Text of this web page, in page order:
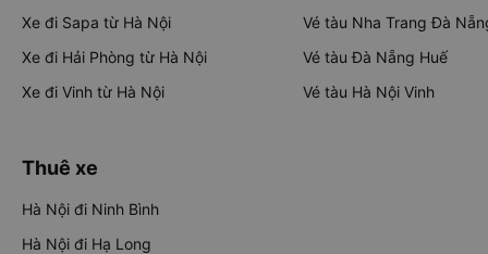
Xe đi Sapa từ Hà Nội
Xe đi Hải Phòng từ Hà Nội
Xe đi Vinh từ Hà Nội
Vé tàu Nha Trang Đà
Vé tàu Đà Nẵng Huế
Vé tàu Hà Nội Vinh
Thuê xe
Hà Nội đi Ninh Bình
Hà Nội đi Hạ Long